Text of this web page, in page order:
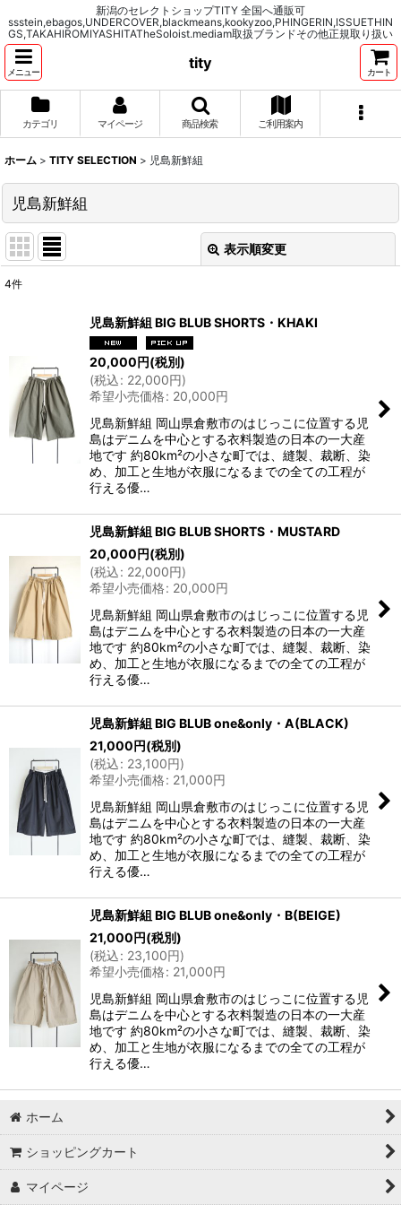
新潟のセレクトショップTITY 全国へ通販可
ssstein,ebagos,UNDERCOVER,blackmeans,kookyzoo,PHINGERIN,ISSUETHIN
GS,TAKAHIROMIYASHITATheSoloist.mediam取扱ブランドその他正規取り扱い
メニュー
tity
カート
カテゴリ マイページ 商品検索 ご利用案内
ホーム > TITY SELECTION > 児島新鮮組
児島新鮮組
表示順変更
絞り込む
4件
児島新鮮組 BIG BLUB SHORTS・KHAKI
20,000円(税別)
(税込: 22,000円)
希望小売価格: 20,000円
児島新鮮組 岡山県倉敷市のはじっこに位置する児
島はデニムを中心とする衣料製造の日本の一大産
地です 約80km²の小さな町では、縫製、裁断、染
め、加工と生地が衣服になるまでの全ての工程が
行える優…
児島新鮮組 BIG BLUB SHORTS・MUSTARD
20,000円(税別)
(税込: 22,000円)
希望小売価格: 20,000円
児島新鮮組 岡山県倉敷市のはじっこに位置する児
島はデニムを中心とする衣料製造の日本の一大産
地です 約80km²の小さな町では、縫製、裁断、染
め、加工と生地が衣服になるまでの全ての工程が
行える優…
児島新鮮組 BIG BLUB one&only・A(BLACK)
21,000円(税別)
(税込: 23,100円)
希望小売価格: 21,000円
児島新鮮組 岡山県倉敷市のはじっこに位置する児
島はデニムを中心とする衣料製造の日本の一大産
地です 約80km²の小さな町では、縫製、裁断、染
め、加工と生地が衣服になるまでの全ての工程が
行える優…
児島新鮮組 BIG BLUB one&only・B(BEIGE)
21,000円(税別)
(税込: 23,100円)
希望小売価格: 21,000円
児島新鮮組 岡山県倉敷市のはじっこに位置する児
島はデニムを中心とする衣料製造の日本の一大産
地です 約80km²の小さな町では、縫製、裁断、染
め、加工と生地が衣服になるまでの全ての工程が
行える優…
ホーム
ショッピングカート
マイページ